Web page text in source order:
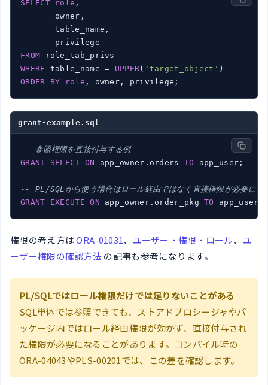
SELECT role ,
       owner,
       table_name,
FROM
WHERE table_name = UPPER( 'target_object'
ORDER
BY role , owner, privilege;
grant-example.sql
-- 参照権限を直接付与する例
GRANT
SELECT ON app_owner.orders TO app_user;
-- PL/SQLから使う場合はロール経由ではなく直接権限が必要にな
GRANT
EXECUTE ON app_owner.order_pkg TO app_user;
権限の考え方はORA-01031、 ユーザー・権限・ロール、 ユ
ーザー権限の確認方法の記事も参考になります。
PL/SQLではロール権限だけでは足りないことがある
SQL単体では参照できても、ストアドプロシージャやパ
ッケージ内ではロール経由権限が効かず、直接付与され
た権限が必要になることがあります。コンパイル時の
ORA-04043やPLS-00201では、この差を確認します。